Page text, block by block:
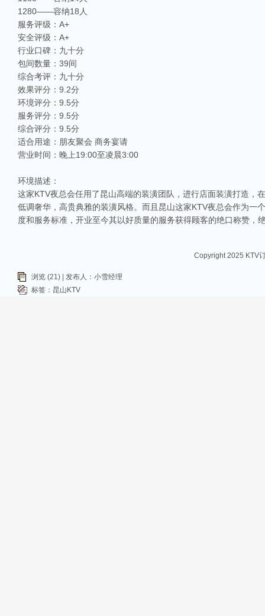
响，给你带来无与伦比的视听享受。这里还提供多种酒水和小吃，确保你和朋友
昆山ktv哪个比较好-昆山八大比较好的ktv娱乐会所推荐
昆山，一座充满活力与魅力的城市，以其丰富的美食、独特的文化和而闻名。如
让我们一起来看看，昆山有哪些比较好的KTV娱乐会所，给你带来无与伦比的唱歌
昆山市区周边有哪些好玩的ktv-昆山五大高端ktv排名
昆山位于江苏省苏州市，是一个经济蓬勃发展的城市，不仅在商业、旅游等方
律。和其他城市一样，昆山的KTV也有高低之分，而高端KTV以其绝佳的环境、
KTV排名，带你领略一下这其中的魅力！
昆山ktv夜总会哪家好-昆山八大最好玩的商务ktv推荐
在昆山这座历史悠久而又充满活力的城市，KTV无疑是最受欢迎的娱乐场所之一
朋友小聚，还是商务宴请，选择一间合适的KTV都是让你尽兴的关键。那么，昆
昆山哪家KTV有名气——昆山八大最具特色的商务KTV会所
为了众多朋友聚会、商务洽谈的重要场所。今天，我将带你领略昆山最具特色的
昆山ktv夜总会排行榜-昆山八大质量最好的商务ktv排行榜
昆山，这座美丽的城市，不仅以其丰厚的文化底蕴和璀璨的科技产业而闻名，
山的商务KTV以其舒适的环境和高品质的服务吸引了众多顾客。今天，我们就来
1280——容纳18人
服务评级：A+
安全评级：A+
行业口碑：九十分
包间数量：39间
综合考评：九十分
效果评分：9.2分
环境评分：9.5分
服务评分：9.5分
综合评分：9.5分
适合用途：朋友聚会 商务宴请
营业时间：晚上19:00至凌晨3:00
环境描述：
这家KTV夜总会任用了昆山高端的装潢团队，进行店面装潢打造，
低调奢华，高贵典雅的装潢风格。而且昆山这家KTV夜总会作为一
度和服务标准，开业至今其以好质量的服务获得顾客的绝口称赞，
浏览 (21) | 发布人：小雪经理
标签： 昆山KTV
Copyright 2025 KTV